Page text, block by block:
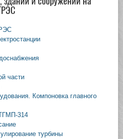
части
Компоновка главного
314
турбины